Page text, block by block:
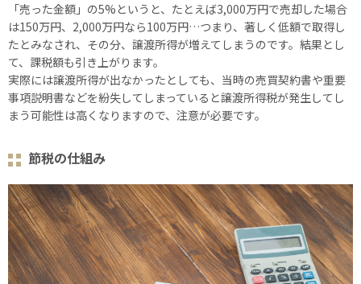
「売った金額」の5%というと、たとえば3,000万円で売却した場合
は150万円、2,000万円なら100万円…つまり、著しく低額で取得し
たとみなされ、その分、譲渡所得が増えてしまうのです。結果とし
て、課税額も引き上がります。
実際には譲渡所得が出なかったとしても、当時の売買契約書や重要
事項説明書などを紛失してしまっていると譲渡所得税が発生してし
まう可能性は高くなりますので、注意が必要です。
節税の仕組み